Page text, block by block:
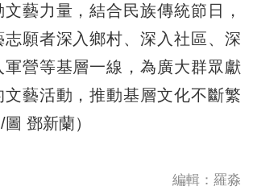
藝力量，結合民族傳統節日，
願者深入鄉村、深入社區、深
軍營等基層一線，為廣大群眾獻
文藝活動，推動基層文化不斷繁
鄧新蘭）
編輯：羅淼